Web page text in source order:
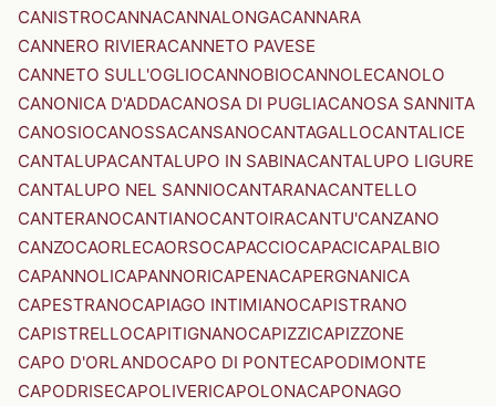
CANISTROCANNACANNALONGACANNARA
CANNERO RIVIERACANNETO PAVESE
CANNETO SULL'OGLIOCANNOBIOCANNOLECANOLO
CANONICA D'ADDACANOSA DI PUGLIACANOSA SANNITA
CANOSIOCANOSSACANSANOCANTAGALLOCANTALICE
CANTALUPACANTALUPO IN SABINACANTALUPO LIGURE
CANTALUPO NEL SANNIOCANTARANACANTELLO
CANTERANOCANTIANOCANTOIRACANTU'CANZANO
CANZOCAORLECAORSOCAPACCIOCAPACICAPALBIO
CAPANNOLICAPANNORICAPENACAPERGNANICA
CAPESTRANOCAPIAGO INTIMIANOCAPISTRANO
CAPISTRELLOCAPITIGNANOCAPIZZICAPIZZONE
CAPO D'ORLANDOCAPO DI PONTECAPODIMONTE
CAPODRISECAPOLIVERICAPOLONACAPONAGO